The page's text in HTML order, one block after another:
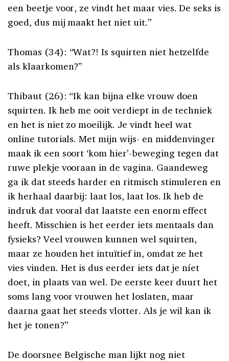
een beetje voor, ze vindt het maar vies. De seks is
goed, dus mij maakt het niet uit.”
Thomas (34): “Wat?! Is squirten niet hetzelfde
als klaarkomen?”
Thibaut (26): “Ik kan bijna elke vrouw doen
squirten. Ik heb me ooit verdiept in de techniek
en het is niet zo moeilijk. Je vindt heel wat
online tutorials. Met mijn wijs- en middenvinger
maak ik een soort ‘kom hier’-beweging tegen dat
ruwe plekje vooraan in de vagina. Gaandeweg
ga ik dat steeds harder en ritmisch stimuleren en
ik herhaal daarbij: laat los, laat los. Ik heb de
indruk dat vooral dat laatste een enorm effect
heeft. Misschien is het eerder iets mentaals dan
fysieks? Veel vrouwen kunnen wel squirten,
maar ze houden het intuïtief in, omdat ze het
vies vinden. Het is dus eerder iets dat je níet
doet, in plaats van wel. De eerste keer duurt het
soms lang voor vrouwen het loslaten, maar
daarna gaat het steeds vlotter. Als je wil kan ik
het je tonen?”
De doorsnee Belgische man lijkt nog niet